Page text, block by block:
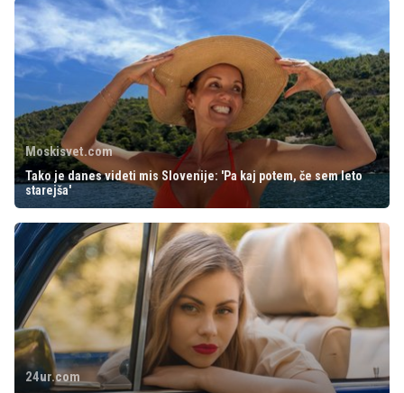
Moskisvet.com
Tako je danes videti mis Slovenije: 'Pa kaj potem, če sem leto
starejša'
24ur.com